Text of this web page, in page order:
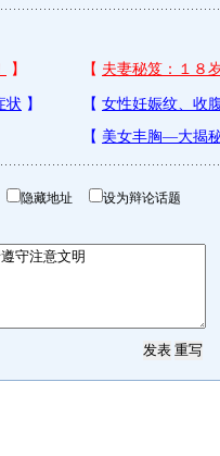
隐藏地址 设为辩论话题